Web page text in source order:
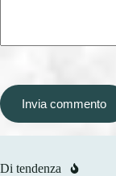
Invia commento
Di tendenza